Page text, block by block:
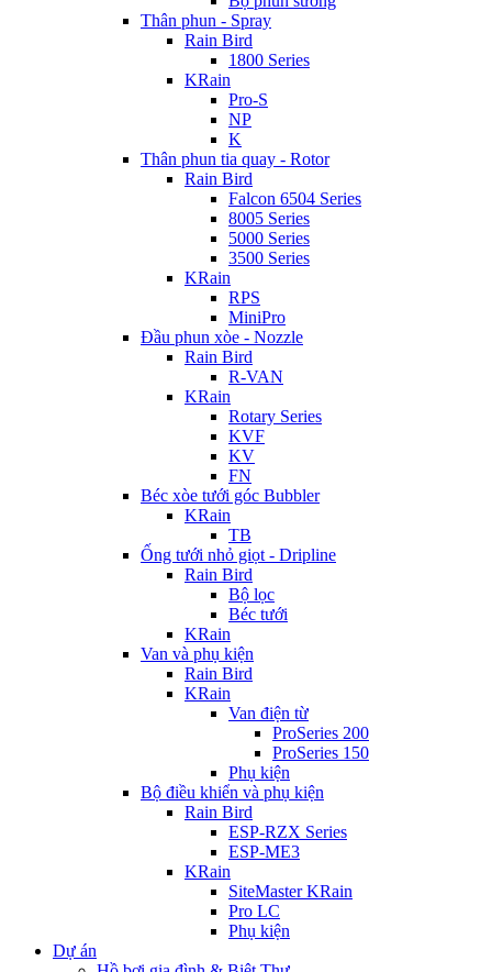
Thân phun - Spray
Rain Bird
1800 Series
KRain
Pro-S
NP
K
Thân phun tia quay - Rotor
Rain Bird
Falcon 6504 Series
8005 Series
5000 Series
3500 Series
KRain
RPS
MiniPro
Đầu phun xòe - Nozzle
Rain Bird
R-VAN
KRain
Rotary Series
KVF
KV
FN
Béc xòe tưới góc Bubbler
KRain
TB
Ống tưới nhỏ giọt - Dripline
Rain Bird
Bộ lọc
Béc tưới
KRain
Van và phụ kiện
Rain Bird
KRain
Van điện từ
ProSeries 200
ProSeries 150
Phụ kiện
Bộ điều khiển và phụ kiện
Rain Bird
ESP-RZX Series
ESP-ME3
KRain
SiteMaster KRain
Pro LC
Phụ kiện
Dự án